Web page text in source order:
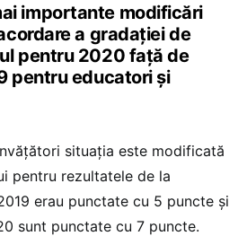
importante modificări
a gradației de
pentru 2020 față de
pentru educatori și
situația este modificată
pentru rezultatele de la
erau punctate cu 5 puncte și
sunt punctate cu 7 puncte.